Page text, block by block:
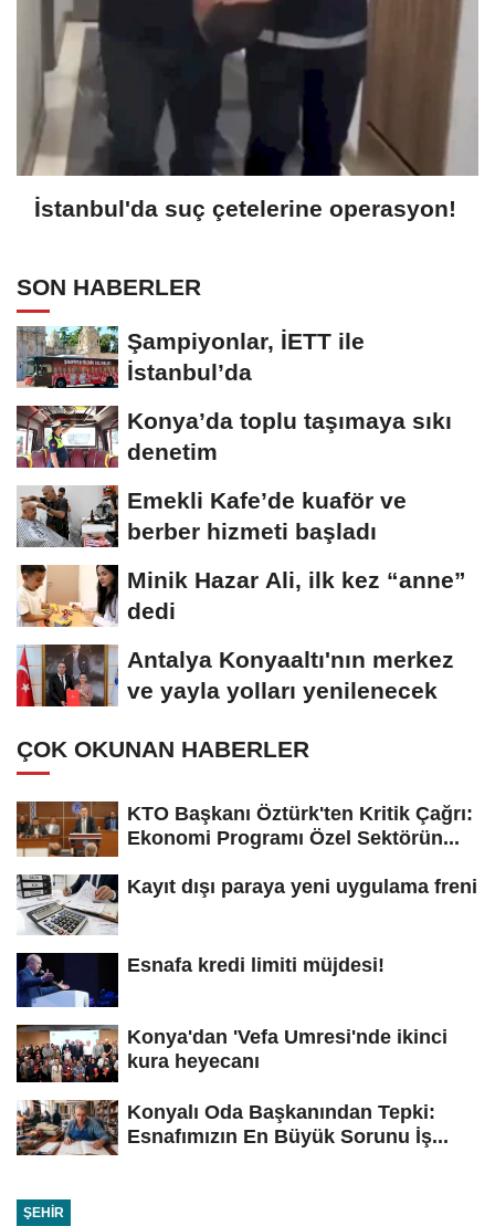
İstanbul'da suç çetelerine operasyon!
SON HABERLER
Şampiyonlar, İETT ile
İstanbul’da
Konya’da toplu taşımaya sıkı
denetim
Emekli Kafe’de kuaför ve
berber hizmeti başladı
Minik Hazar Ali, ilk kez “anne”
dedi
Antalya Konyaaltı'nın merkez
ve yayla yolları yenilenecek
ÇOK OKUNAN HABERLER
KTO Başkanı Öztürk'ten Kritik Çağrı:
Ekonomi Programı Özel Sektörün...
Kayıt dışı paraya yeni uygulama freni
Esnafa kredi limiti müjdesi!
Konya'dan 'Vefa Umresi'nde ikinci
kura heyecanı
Konyalı Oda Başkanından Tepki:
Esnafımızın En Büyük Sorunu İş...
ŞEHIR